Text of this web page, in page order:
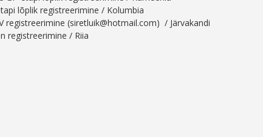
lõplik registreerimine / Kolumbia
registreerimine (siretluik@hotmail.com) / Järvakandi
registreerimine / Riia